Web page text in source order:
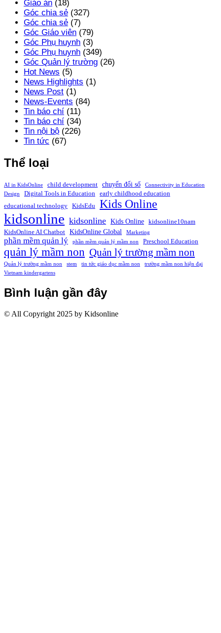
Giáo án (18)
Góc chia sẻ (327)
Góc chia sẻ (7)
Góc Giáo viên (79)
Góc Phụ huynh (3)
Góc Phụ huynh (349)
Góc Quản lý trường (26)
Hot News (5)
News Highlights (1)
News Post (1)
News-Events (84)
Tin báo chí (11)
Tin báo chí (34)
Tin nội bộ (226)
Tin tức (67)
Thể loại
AI in KidsOnline child development chuyển đổi số
Connectivity in Education
Design
Digital Tools in Education
early childhood education
educational technology
KidsEdu Kids Online
kidsonline kidsonline Kids Online
kidsonline10nam
KidsOnline AI Chatbot
KidsOnline Global Marketing
phần mềm quản lý phần mềm quản lý mầm non Preschool Education
quản lý mầm non Quản lý trường mầm non
Quản lý trường mầm non stem tin tức giáo dục mầm non
trường mầm non hiện đại
Vietnam kindergartens
Bình luận gần đây
© All Copyright 2025 by Kidsonline